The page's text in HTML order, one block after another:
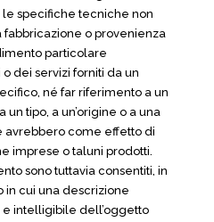
le specifiche tecniche non
fabbricazione o provenienza
particolare
dei servizi forniti da un
né far riferimento a un
tipo, a un’origine o a una
avrebbero come effetto di
imprese o taluni prodotti.
sono tuttavia consentiti, in
in cui una descrizione
intelligibile dell’oggetto